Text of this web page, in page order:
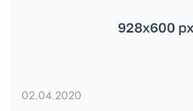
02.04.2020